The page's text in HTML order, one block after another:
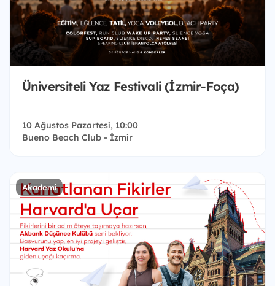
Üniversiteli Yaz Festivali (İzmir-Foça)
10 Ağustos Pazartesi, 10:00
Bueno Beach Club - İzmir
Akademi